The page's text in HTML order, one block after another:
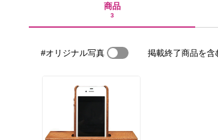
商品
3
#オリジナル写真 掲載終了商品を含